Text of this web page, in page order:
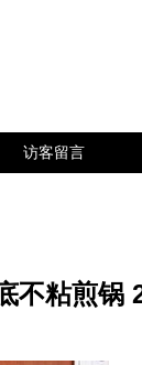
访客留言
不粘煎锅